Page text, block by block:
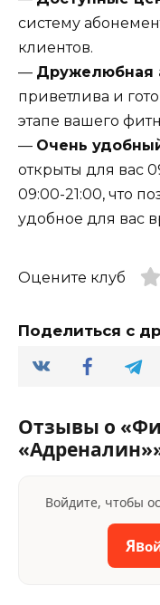
систему
клиентов.
— Дружелюбная
приветлива и
этапе вашего
— Очень
открыты для вас
09:00-21:00, что
удобное для вас
Оцените клуб
Поделиться с
Отзывы о
Войдите, чтобы
Я